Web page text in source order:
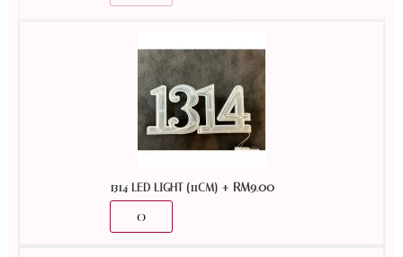
1314 LED LIGHT (11CM) + RM9.00